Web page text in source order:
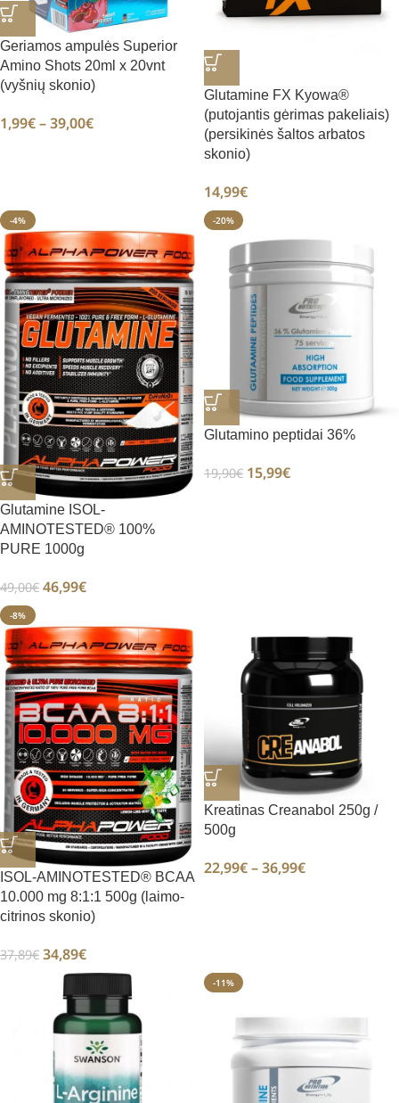
Geriamos ampulės Superior
Amino Shots 20ml x 20vnt
(vyšnių skonio)
1,99€–39,00€
Glutamine FX Kyowa®
(putojantis gėrimas pakeliais)
(persikinės šaltos arbatos
skonio)
14,99€
-4%
Glutamine ISOL-
AMINOTESTED® 100%
PURE 1000g
49,00€ 46,99€
-20%
Glutamino peptidai 36%
19,90€ 15,99€
-8%
ISOL-AMINOTESTED® BCAA
10.000 mg 8:1:1 500g (laimo-
citrinos skonio)
37,89€ 34,89€
Kreatinas Creanabol 250g /
500g
22,99€–36,99€
-11%